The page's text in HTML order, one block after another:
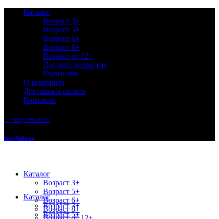
Каталог
Возраст 3+
Возраст 5+
Возраст 6+
Возраст 8+
Возраст от 12+
Для всех возрастов
Родителям
О компании
Доставка и оплата
Контакты
+7 (999) 999-99-99
info@info.ru
Каталог
Возраст 3+
Возраст 5+
Возраст 6+
Возраст 8+
Каталог
Возраст 3+
Возраст 5+